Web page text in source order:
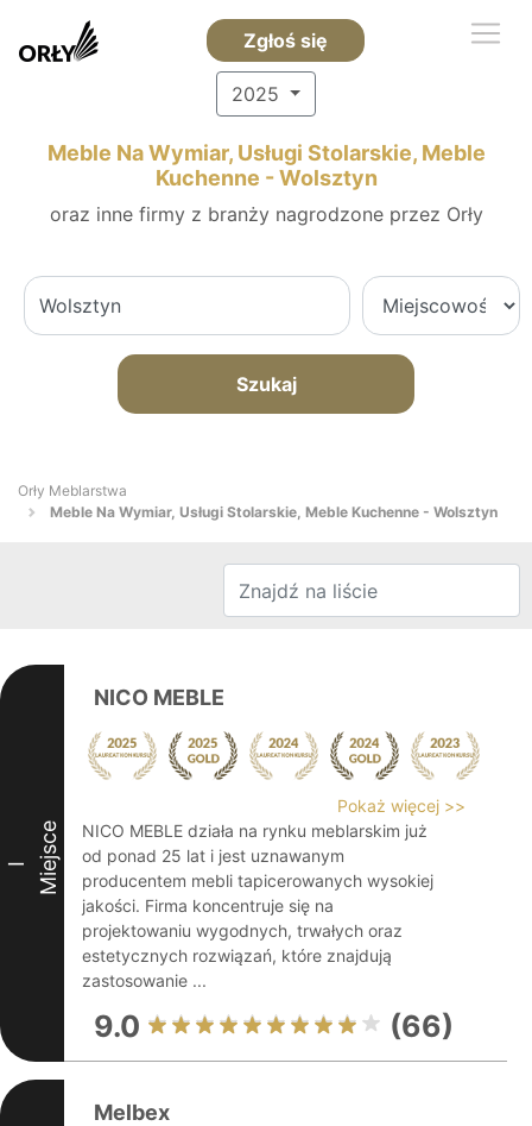
Zgłoś się
2025
Meble Na Wymiar, Usługi Stolarskie, Meble
Kuchenne - Wolsztyn
oraz inne firmy z branży nagrodzone przez Orły
Szukaj
Orły Meblarstwa
Meble Na Wymiar, Usługi Stolarskie, Meble Kuchenne - Wolsztyn
I Miejsce
NICO MEBLE
Pokaż więcej >>
NICO MEBLE działa na rynku meblarskim już
od ponad 25 lat i jest uznawanym
producentem mebli tapicerowanych wysokiej
jakości. Firma koncentruje się na
projektowaniu wygodnych, trwałych oraz
estetycznych rozwiązań, które znajdują
zastosowanie ...
9.0 (66)
Melbex